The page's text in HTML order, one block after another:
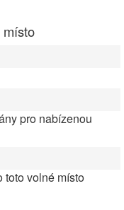
místo
pro nabízenou
toto volné místo